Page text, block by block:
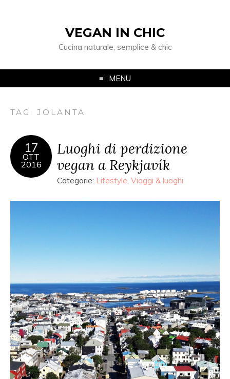
VEGAN IN CHIC
Cucina naturale, semplice & chic
MENU
TAG: JOLANTA
17
OTT
2016
Luoghi di perdizione
vegan a Reykjavík
Categorie: Lifestyle, Viaggi & luoghi